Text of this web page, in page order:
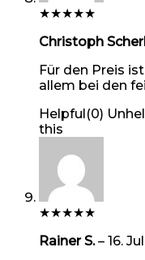
★★★★★
Christoph
Für den Preis
allem bei den
Helpful(0)
this
★★★★★
Rainer S.– 16.